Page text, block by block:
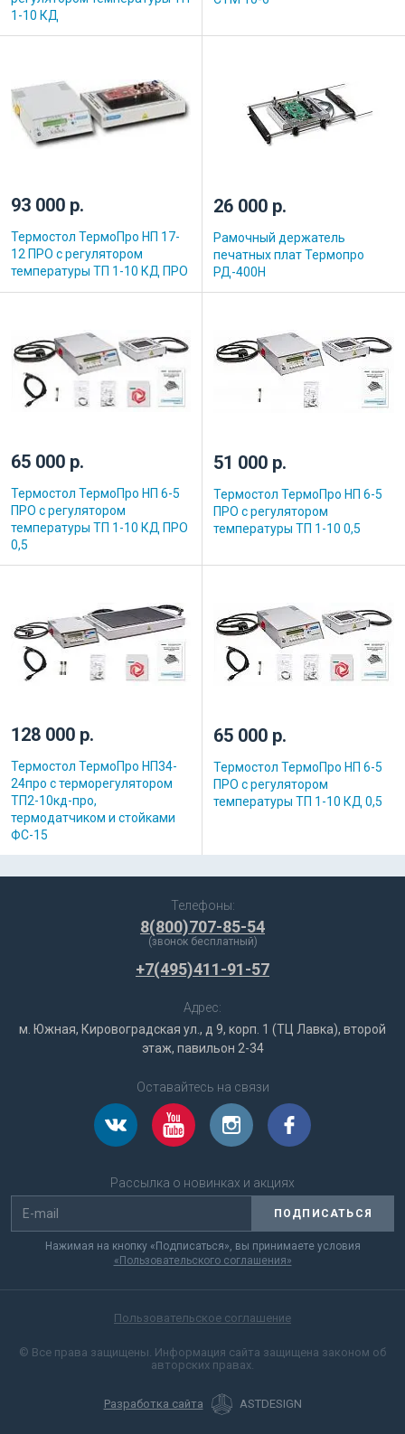
1-10 КД
93 000 р.
Термостол ТермоПро НП 17-
12 ПРО с регулятором
температуры ТП 1-10 КД ПРО
26 000 р.
Рамочный держатель
печатных плат Термопро
РД-400Н
65 000 р.
Термостол ТермоПро НП 6-5
ПРО с регулятором
температуры ТП 1-10 КД ПРО
0,5
51 000 р.
Термостол ТермоПро НП 6-5
ПРО с регулятором
температуры ТП 1-10 0,5
128 000 р.
Термостол ТермоПро НП34-
24про с терморегулятором
ТП2-10кд-про,
термодатчиком и стойками
ФС-15
65 000 р.
Термостол ТермоПро НП 6-5
ПРО с регулятором
температуры ТП 1-10 КД 0,5
Телефоны:
8(800)707-85-54
(звонок бесплатный)
+7(495)411-91-57
Адрес:
м. Южная, Кировоградская ул., д 9, корп. 1 (ТЦ Лавка), второй
этаж, павильон 2-34
Оставайтесь на связи
Рассылка о новинках и акциях
ПОДПИСАТЬСЯ
Нажимая на кнопку «Подписаться», вы принимаете условия
«Пользовательского соглашения»
Пользовательское соглашение
© Все права защищены. Информация сайта защищена законом об
авторских правах.
Разработка сайта ASTDESIGN